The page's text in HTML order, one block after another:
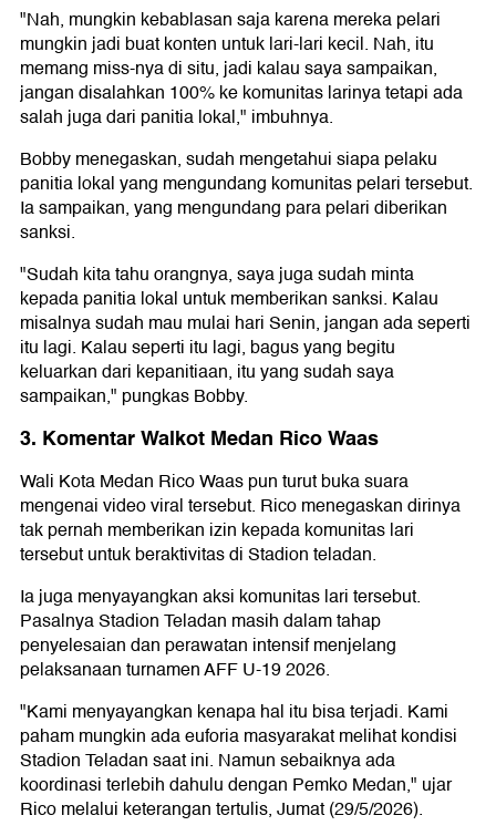
"Nah, mungkin kebablasan saja karena mereka pelari
mungkin jadi buat konten untuk lari-lari kecil. Nah, itu
memang miss-nya di situ, jadi kalau saya sampaikan,
jangan disalahkan 100% ke komunitas larinya tetapi ada
salah juga dari panitia lokal," imbuhnya.
Bobby menegaskan, sudah mengetahui siapa pelaku
panitia lokal yang mengundang komunitas pelari tersebut.
Ia sampaikan, yang mengundang para pelari diberikan
sanksi.
"Sudah kita tahu orangnya, saya juga sudah minta
kepada panitia lokal untuk memberikan sanksi. Kalau
misalnya sudah mau mulai hari Senin, jangan ada seperti
itu lagi. Kalau seperti itu lagi, bagus yang begitu
keluarkan dari kepanitiaan, itu yang sudah saya
sampaikan," pungkas Bobby.
3. Komentar Walkot Medan Rico Waas
Wali Kota Medan Rico Waas pun turut buka suara
mengenai video viral tersebut. Rico menegaskan dirinya
tak pernah memberikan izin kepada komunitas lari
tersebut untuk beraktivitas di Stadion teladan.
Ia juga menyayangkan aksi komunitas lari tersebut.
Pasalnya Stadion Teladan masih dalam tahap
penyelesaian dan perawatan intensif menjelang
pelaksanaan turnamen AFF U-19 2026.
"Kami menyayangkan kenapa hal itu bisa terjadi. Kami
paham mungkin ada euforia masyarakat melihat kondisi
Stadion Teladan saat ini. Namun sebaiknya ada
koordinasi terlebih dahulu dengan Pemko Medan," ujar
Rico melalui keterangan tertulis, Jumat (29/5/2026).